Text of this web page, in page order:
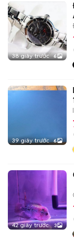
38 giây trước 6
39 giây trước 6
42 giây trước 3